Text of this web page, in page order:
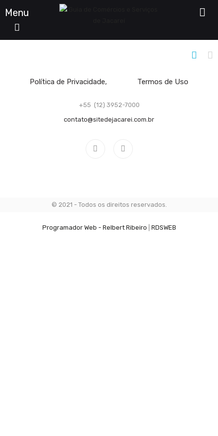
Menu
Filtro De Listagens
Política de Privacidade Termos de Uso
+55 (12) 3952-7000
contato@sitedejacarei.com.br
© 2021 - Todos os direitos reservados.
Programador Web - Relbert Ribeiro RDSWEB